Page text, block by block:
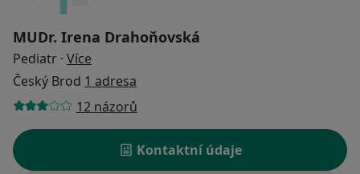
MUDr. Irena Drahoňovská
Pediatr · Více
Český Brod 1 adresa
12 názorů
Kontaktní údaje